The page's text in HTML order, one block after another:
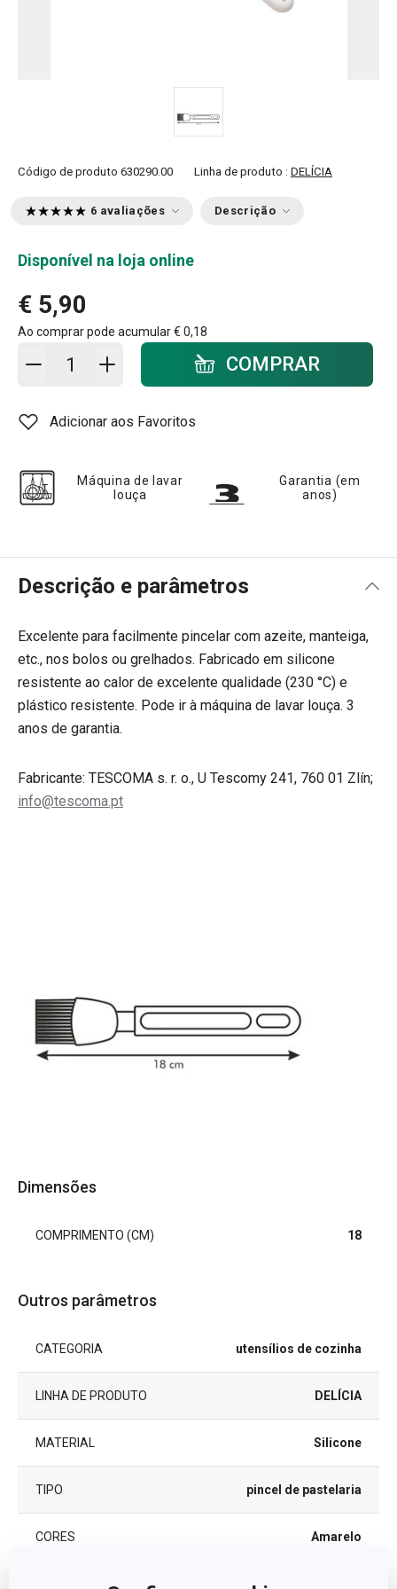
Código de produto 630290.00 Linha de produto : DELÍCIA
6 avaliações Descrição
Disponível na loja online
€ 5,90
Ao comprar pode acumular€ 0,18
Adicionar ao carrinho - quantidadeCOMPRAR
Adicionar aos Favoritos
Máquina de lavar
louça
Garantia (em
anos)
Descrição e parâmetros
Excelente para facilmente pincelar com azeite, manteiga,
etc., nos bolos ou grelhados. Fabricado em silicone
resistente ao calor de excelente qualidade (230 °C) e
plástico resistente. Pode ir à máquina de lavar louça. 3
anos de garantia.
Fabricante: TESCOMA s. r. o., U Tescomy 241, 760 01 Zlín;
info@tescoma.pt
Dimensões
COMPRIMENTO (CM) 18
Outros parâmetros
CATEGORIA utensílios de cozinha
LINHA DE PRODUTO DELÍCIA
MATERIAL Silicone
TIPO pincel de pastelaria
CORES Amarelo
MÁQUINA DE LAVAR LOUÇA